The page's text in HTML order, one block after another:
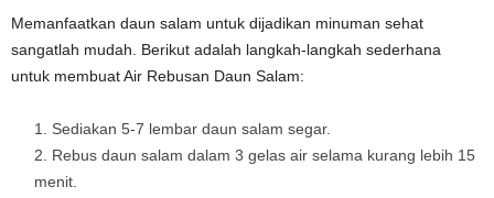
Memanfaatkan daun salam untuk dijadikan minuman sehat
sangatlah mudah. Berikut adalah langkah-langkah sederhana
untuk membuat Air Rebusan Daun Salam:
Sediakan 5-7 lembar daun salam segar.
Rebus daun salam dalam 3 gelas air selama kurang lebih 15
menit.